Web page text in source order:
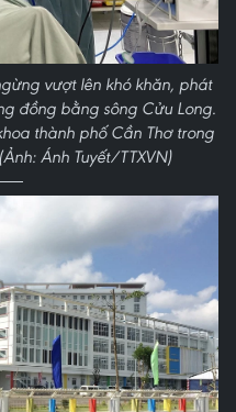
vượt lên khó khăn, phát
đồng bằng sông Cửu Long.
thành phố Cần Thơ trong
Ánh Tuyết/TTXVN)